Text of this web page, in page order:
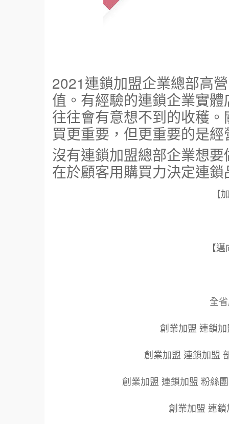
2021連鎖加盟企業總部高
值。有經驗的連鎖企業實
往往會有意想不到的收穫
買更重要，但更重要的是
沒有連鎖加盟總部企業想
在於顧客用購買力決定連
【
【
全
創業加盟 連鎖
創業加盟 連鎖加盟
創業加盟 連鎖加盟 粉絲
創業加盟 連